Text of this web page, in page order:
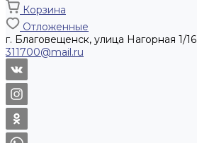
Корзина
Отложенные
г. Благовещенск, улица Нагорная 1/16
311700@mail.ru